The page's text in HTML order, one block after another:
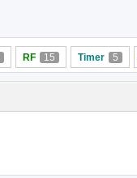
RF 15 Timer 5